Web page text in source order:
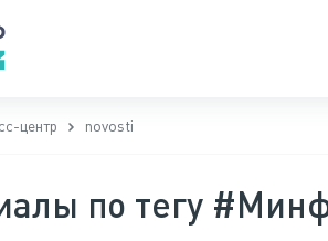
центр novosti
по тегу